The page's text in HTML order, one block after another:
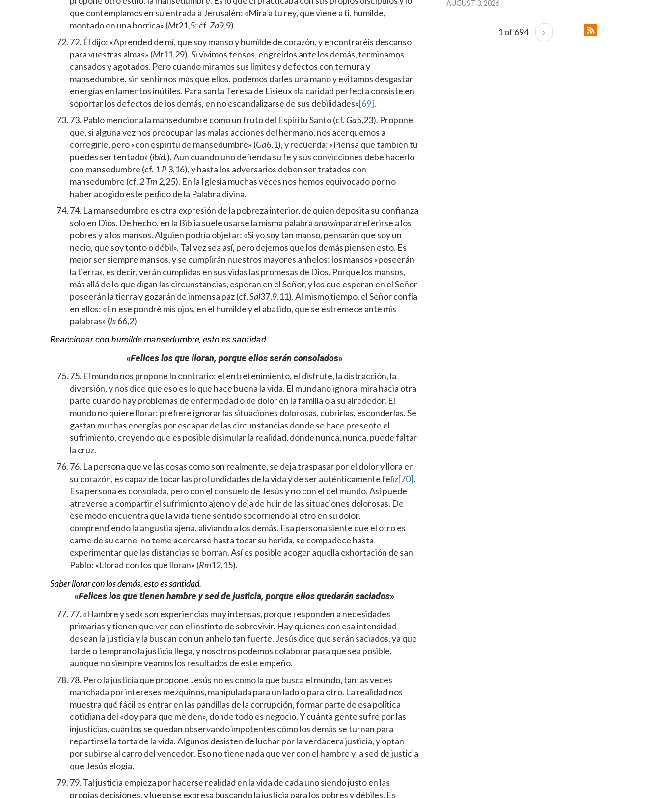
que contemplamos en su entrada a Jerusalén: «Mira a tu rey, que viene a ti, humilde,
montado en una borrica» (Mt21,5; cf.Za9,9).
72. Él dijo: «Aprended de mí, que soy manso y humilde de corazón, y encontraréis descanso
para vuestras almas» (Mt11,29). Si vivimos tensos, engreídos ante los demás, terminamos
cansados y agotados. Pero cuando miramos sus límites y defectos con ternura y
mansedumbre, sin sentirnos más que ellos, podemos darles una mano y evitamos desgastar
energías en lamentos inútiles. Para santa Teresa de Lisieux «la caridad perfecta consiste en
soportar los defectos de los demás, en no escandalizarse de sus debilidades»[69].
73. Pablo menciona la mansedumbre como un fruto del Espíritu Santo (cf. Ga5,23). Propone
que, si alguna vez nos preocupan las malas acciones del hermano, nos acerquemos a
corregirle, pero «con espíritu de mansedumbre» (Ga6,1), y recuerda: «Piensa que también tú
puedes ser tentado» (ibíd.). Aun cuando uno defienda su fe y sus convicciones debe hacerlo
con mansedumbre (cf. 1 P3,16), y hasta los adversarios deben ser tratados con
mansedumbre (cf. 2Tm2,25). En la Iglesia muchas veces nos hemos equivocado por no
haber acogido este pedido de la Palabra divina.
74. La mansedumbre es otra expresión de la pobreza interior, de quien deposita su confianza
solo en Dios. De hecho, en la Biblia suele usarse la misma palabraanawinpara referirse a los
pobres y a los mansos. Alguien podría objetar: «Si yo soy tan manso, pensarán que soy un
necio, que soy tonto o débil». Tal vez sea así, pero dejemos que los demás piensen esto. Es
mejor ser siempre mansos, y se cumplirán nuestros mayores anhelos: los mansos «poseerán
la tierra», es decir, verán cumplidas en sus vidas las promesas de Dios. Porque los mansos,
más allá de lo que digan las circunstancias, esperan en el Señor, y los que esperan en el Señor
poseerán la tierra y gozarán de inmensa paz (cf.Sal37,9.11). Al mismo tiempo, el Señor confía
en ellos: «En ese pondré mis ojos, en el humilde y el abatido, que se estremece ante mis
palabras» (Is66,2).
Reaccionar con humilde mansedumbre, esto es santidad.
«Felices los que lloran, porque ellos serán consolados»
75. El mundo nos propone lo contrario: el entretenimiento, el disfrute, la distracción, la
diversión, y nos dice que eso es lo que hace buena la vida. El mundano ignora, mira hacia otra
parte cuando hay problemas de enfermedad o de dolor en la familia o a su alrededor. El
mundo no quiere llorar: prefiere ignorar las situaciones dolorosas, cubrirlas, esconderlas. Se
gastan muchas energías por escapar de las circunstancias donde se hace presente el
sufrimiento, creyendo que es posible disimular la realidad, donde nunca, nunca, puede faltar
la cruz.
76. La persona que ve las cosas como son realmente, se deja traspasar por el dolor y llora en
su corazón, es capaz de tocar las profundidades de la vida y de ser auténticamente feliz[70].
Esa persona es consolada, pero con el consuelo de Jesús y no con el del mundo. Así puede
atreverse a compartir el sufrimiento ajeno y deja de huir de las situaciones dolorosas. De
ese modo encuentra que la vida tiene sentido socorriendo al otro en su dolor,
comprendiendo la angustia ajena, aliviando a los demás. Esa persona siente que el otro es
carne de su carne, no teme acercarse hasta tocar su herida, se compadece hasta
experimentar que las distancias se borran. Así es posible acoger aquella exhortación de san
Pablo: «Llorad con los que lloran» (Rm12,15).
Saber llorar con los demás, esto es santidad.
«Felices los que tienen hambre y sed de justicia, porque ellos quedarán saciados»
77. «Hambre y sed» son experiencias muy intensas, porque responden a necesidades
primarias y tienen que ver con el instinto de sobrevivir. Hay quienes con esa intensidad
desean la justicia y la buscan con un anhelo tan fuerte. Jesús dice que serán saciados, ya que
tarde o temprano la justicia llega, y nosotros podemos colaborar para que sea posible,
aunque no siempre veamos los resultados de este empeño.
78. Pero la justicia que propone Jesús no es como la que busca el mundo, tantas veces
manchada por intereses mezquinos, manipulada para un lado o para otro. La realidad nos
muestra qué fácil es entrar en las pandillas de la corrupción, formar parte de esa política
cotidiana del «doy para que me den», donde todo es negocio. Y cuánta gente sufre por las
injusticias, cuántos se quedan observando impotentes cómo los demás se turnan para
repartirse la torta de la vida. Algunos desisten de luchar por la verdadera justicia, y optan
por subirse al carro del vencedor. Eso no tiene nada que ver con el hambre y la sed de justicia
que Jesús elogia.
79. Tal justicia empieza por hacerse realidad en la vida de cada uno siendo justo en las
propias decisiones, y luego se expresa buscando la justicia para los pobres y débiles. Es
AUGUST 3, 2026
1 of 694 ›